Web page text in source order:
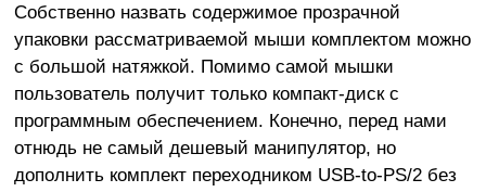
Собственно назвать содержимое прозрачной
упаковки рассматриваемой мыши комплектом можно
с большой натяжкой. Помимо самой мышки
пользователь получит только компакт-диск с
программным обеспечением. Конечно, перед нами
отнюдь не самый дешевый манипулятор, но
дополнить комплект переходником USB-to-PS/2 без